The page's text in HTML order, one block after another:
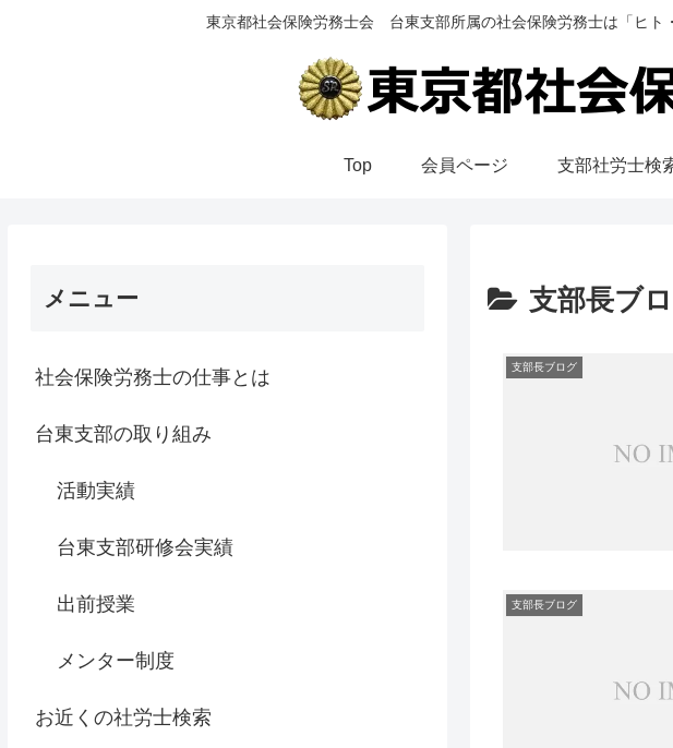
東京都社会保険労務士会 台東支部所属の社会保険労務士は「ヒト
Top 会員ページ 支部社労士検
支部長ブ
支部長ブログ
支部長ブログ
メニュー
社会保険労務士の仕事とは
台東支部の取り組み
活動実績
台東支部研修会実績
出前授業
メンター制度
お近くの社労士検索